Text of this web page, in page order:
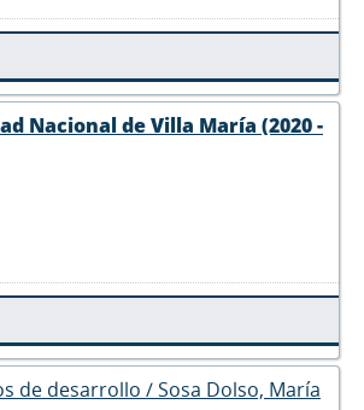
Nacional de Villa María (2020 -
de desarrollo / Sosa Dolso, María